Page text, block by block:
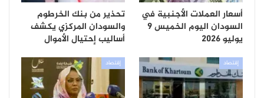
أسعار العملات الأجنبية في
السودان اليوم الخميس 9
يوليو 2026
تحذير من بنك الخرطوم
والسودان المركزي يكشف
أساليب إحتيال الأموال
إقتصاد إقتصاد